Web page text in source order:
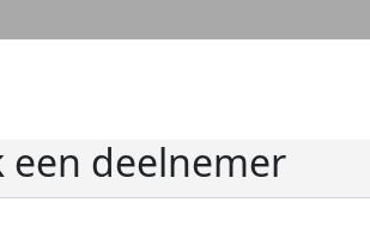
een deelnemer